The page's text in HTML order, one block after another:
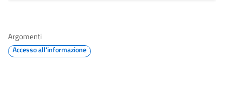
Argomenti
Accesso all'informazione